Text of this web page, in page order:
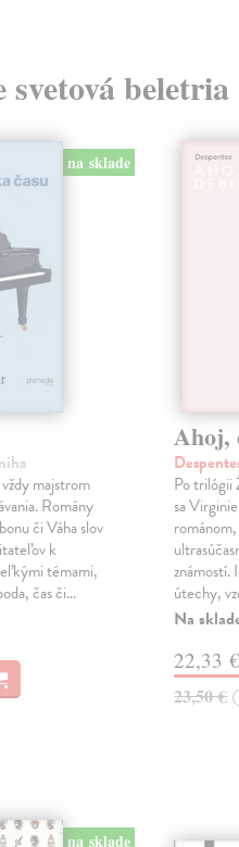
svetová beletria
na sklade
majstrom
Romány
či Váha slov
k
témami,
čas či…
Ahoj,
Po trilógii
sa
známostí.
útechy,
Na
22,33 €
23,50 €
na sklade